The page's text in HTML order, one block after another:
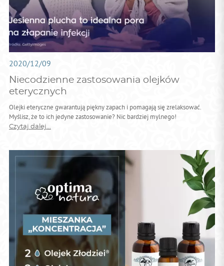
2020/12/09
Niecodzienne zastosowania olejków
eterycznych
Olejki eteryczne gwarantują piękny zapach i pomagają się zrelaksować.
Myślisz, że to ich jedyne zastosowanie? Nic bardziej mylnego!
Czytaj dalej...